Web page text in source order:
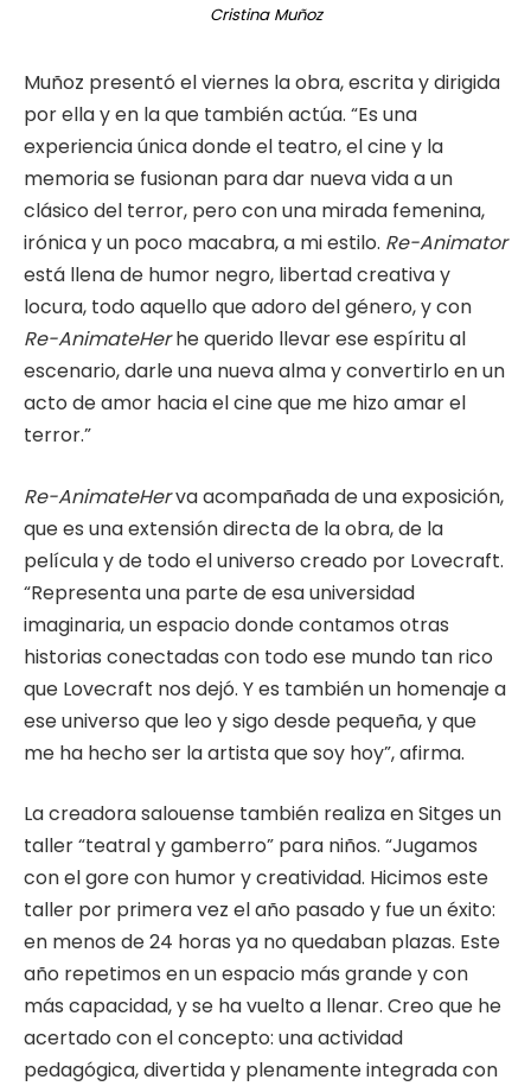
Cristina Muñoz
Muñoz presentó el viernes la obra, escrita y dirigida
por ella y en la que también actúa. “Es una
experiencia única donde el teatro, el cine y la
memoria se fusionan para dar nueva vida a un
clásico del terror, pero con una mirada femenina,
irónica y un poco macabra, a mi estilo. Re-Animator
está llena de humor negro, libertad creativa y
locura, todo aquello que adoro del género, y con
Re-AnimateHerhe querido llevar ese espíritu al
escenario, darle una nueva alma y convertirlo en un
acto de amor hacia el cine que me hizo amar el
terror.”
Re-AnimateHerva acompañada de una exposición,
que es una extensión directa de la obra, de la
película y de todo el universo creado por Lovecraft.
“Representa una parte de esa universidad
imaginaria, un espacio donde contamos otras
historias conectadas con todo ese mundo tan rico
que Lovecraft nos dejó. Y es también un homenaje a
ese universo que leo y sigo desde pequeña, y que
me ha hecho ser la artista que soy hoy”, afirma.
La creadora salouense también realiza en Sitges un
taller “teatral y gamberro” para niños. “Jugamos
con el gore con humor y creatividad. Hicimos este
taller por primera vez el año pasado y fue un éxito:
en menos de 24 horas ya no quedaban plazas. Este
año repetimos en un espacio más grande y con
más capacidad, y se ha vuelto a llenar. Creo que he
acertado con el concepto: una actividad
pedagógica, divertida y plenamente integrada con